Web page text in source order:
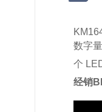
数字
个
经销